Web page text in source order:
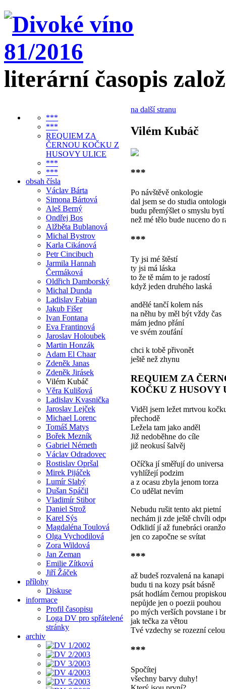
literární časopis
***
***
REQUIEM ZA
ČERNOU KOČKU Z
HUSOVY ULICE
***
***
obsah čísla
Václav Bárta
Simona Bártová
Aleš Berný
Ondřej Bos
Alžběta Bublanová
Michal Bystrov
Karla Cikánová
Petr Cincibuch
Jarmila Hannah
Čermáková
Oldřich Damborský
Michal Dunda
Ladislav Fabian
Jakub Fišer
Ivan Fontana
Eva Frantinová
Jaroslav Holoubek
Martin Honzák
Adam El Chaar
Zdeněk Janas
Zdeněk Jirásek
Vilém Kubáč
Věra Kulišová
Ladislav Kvasnička
Jaroslav Lejček
Michael Lorenc
Tomáš Matys
Bořek Mezník
Gabriel Németh
Václav Odradovec
Rostislav Opršal
Mirek Pijáček
Lumír Slabý
Dušan Spáčil
Vladimír Stibor
Daniel Strož
Karel Sýs
Magdaléna Toulová
Olga Vychodilová
Zora Wildová
Jan Zeman
Emilie Zítková
Jiří Žáček
přílohy
Diskuse
informace
Profil časopisu
Loga DV pro spřátelené
stránky
archiv
na další stranu
Vilém Kubáč
***
Po návštěvě onkologie
dal jsem se do studia
budu přemýšlet o smyslu bytí
než mé tělo bude nuceno do
***
Ty jsi mé štěstí
ty jsi má láska
to že tě mám to je radostí
když jeden druhého laská
andělé tančí kolem nás
na něhu by měl být vždy čas
mám jedno přání
ve svém zoufání
chci k tobě přivonět
ještě než zhynu
REQUIEM ZA
KOČKU Z HUSOVY
Viděl jsem ležet mrtvou
přechodě
Ležela tam jako anděl
Již nedoběhne do cíle
již neokusí šalvěj
Očíčka jí směřují do universa
vyhlížejí podzim
a z ocasu zbyla jenom torza
Co udělat nevím
Nebudu rušit tento akt pietní
nechám ji zde ještě chvíli
Odklidí jí až funebráci
jen co započne se svítat
***
až budeš rozvalená na kanapi
budu ti na kozy psát básně
psát hodlám černou
nepůjde jen o poezii pouhou
po mých verších povstane i
jak tečka za větou
Tvé vzdechy se rozezní
***
Spočítej
všechny barvy duhy!